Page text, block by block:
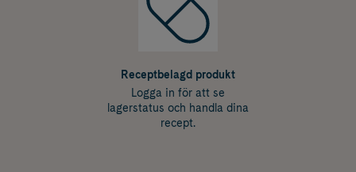
Receptbelagd produkt
Logga in för att se
lagerstatus och handla dina
recept.